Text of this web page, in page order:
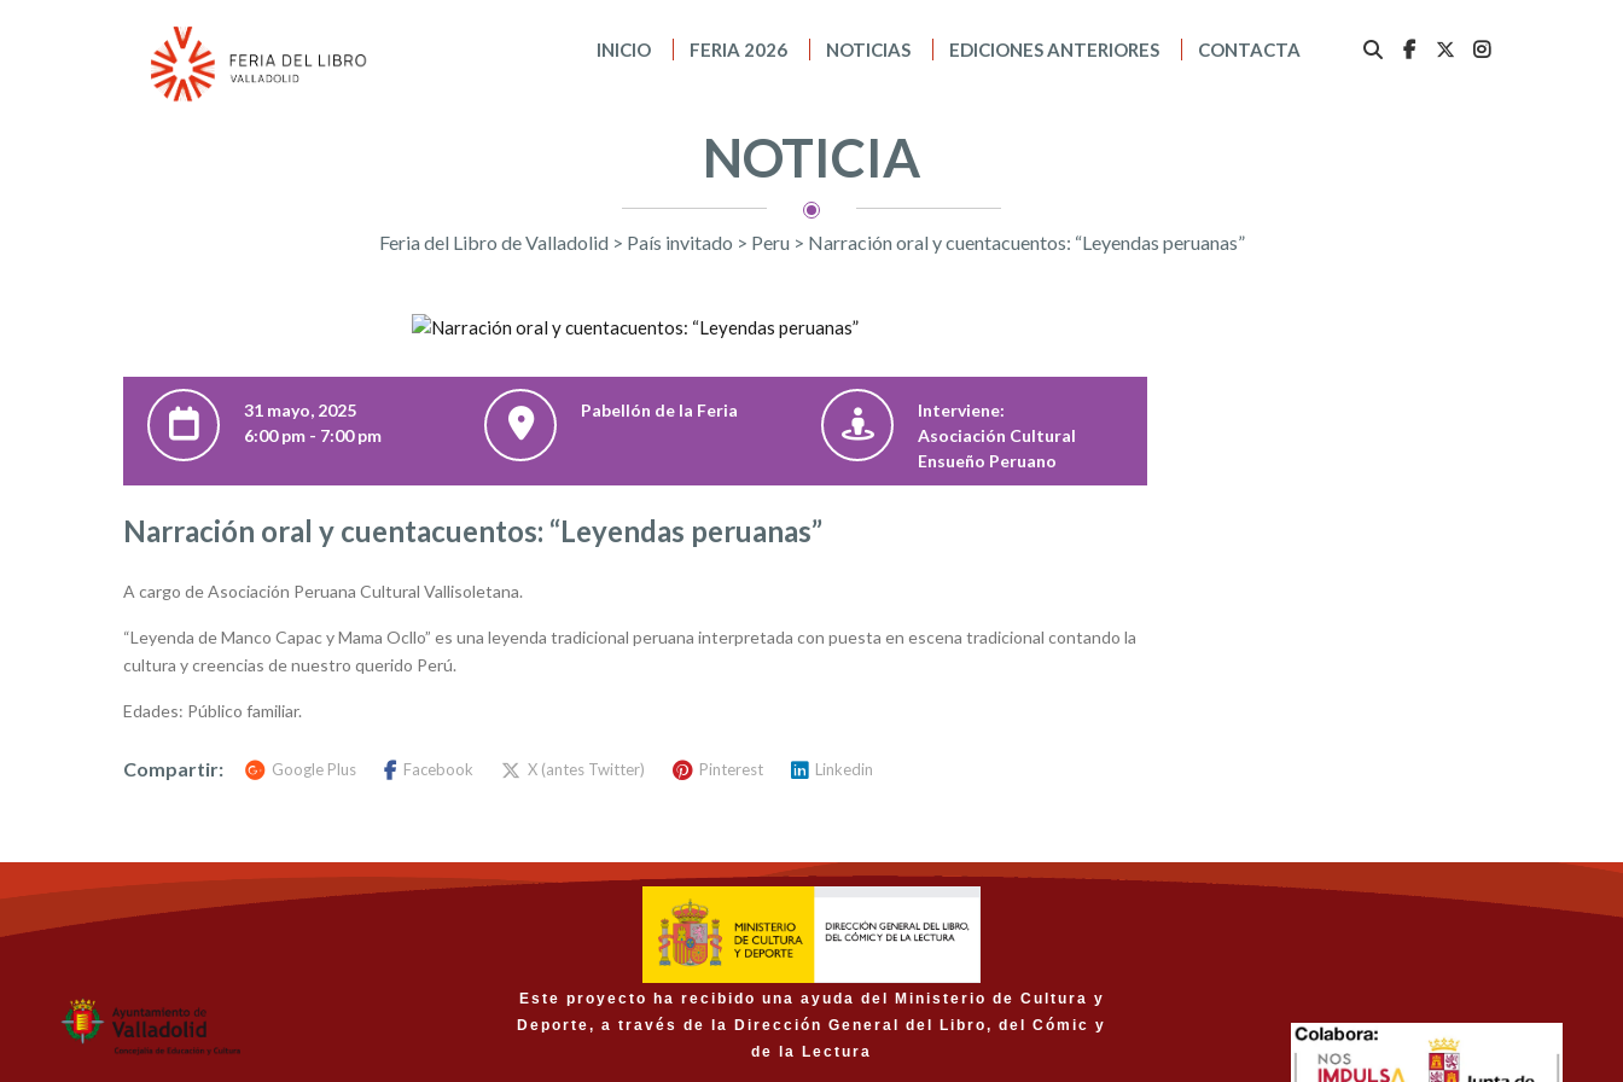
INICIO FERIA 2026 NOTICIAS EDICIONES ANTERIORES CONTACTA
NOTICIA
Feria del Libro de Valladolid > País invitado > Peru > Narración oral y cuentacuentos: “Leyendas peruanas”
31 mayo, 2025
6:00 pm - 7:00 pm
Pabellón de la Feria
Interviene:
Asociación Cultural
Ensueño Peruano
Narración oral y cuentacuentos: “Leyendas peruanas”
A cargo de Asociación Peruana Cultural Vallisoletana.
“Leyenda de Manco Capac y Mama Ocllo” es una leyenda tradicional peruana interpretada con puesta en escena tradicional contando la
cultura y creencias de nuestro querido Perú.
Edades: Público familiar.
Compartir: Google Plus Facebook X (antes Twitter) Pinterest Linkedin
Este proyecto ha recibido una ayuda del Ministerio de Cultura y
Deporte, a través de la Dirección General del Libro, del Cómic y
de la Lectura